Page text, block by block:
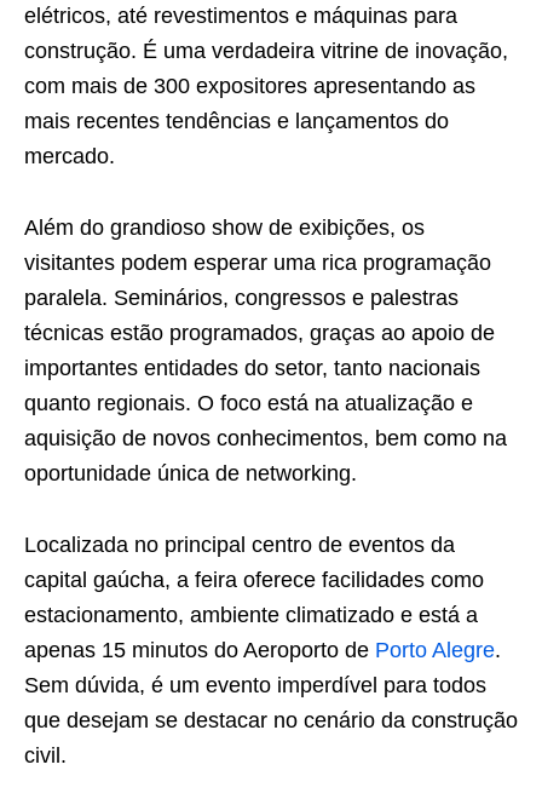
elétricos, até revestimentos e máquinas para
construção. É uma verdadeira vitrine de inovação,
com mais de 300 expositores apresentando as
mais recentes tendências e lançamentos do
mercado.
Além do grandioso show de exibições, os
visitantes podem esperar uma rica programação
paralela. Seminários, congressos e palestras
técnicas estão programados, graças ao apoio de
importantes entidades do setor, tanto nacionais
quanto regionais. O foco está na atualização e
aquisição de novos conhecimentos, bem como na
oportunidade única de networking.
Localizada no principal centro de eventos da
capital gaúcha, a feira oferece facilidades como
estacionamento, ambiente climatizado e está a
apenas 15 minutos do Aeroporto de Porto Alegre.
Sem dúvida, é um evento imperdível para todos
que desejam se destacar no cenário da construção
civil.